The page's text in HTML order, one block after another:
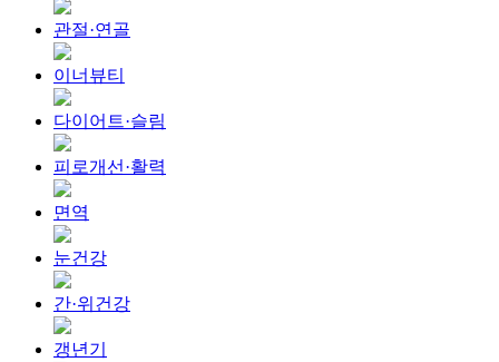
관절·연골
이너뷰티
다이어트·슬림
피로개선·활력
면역
눈건강
간·위건강
갱년기